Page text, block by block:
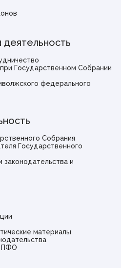
деятельность
Государственном Собрании
федерального
Собрания
Государственного
законодательства и
материалы
ПФО